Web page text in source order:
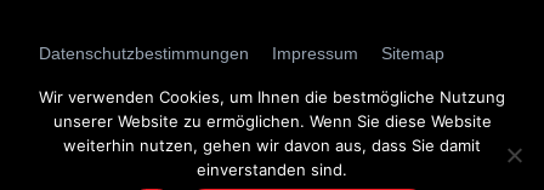
Datenschutzbestimmungen AGBs
Impressum
Sitemap
Login
Wir verwenden Cookies, um Ihnen die bestmögliche Nutzung
unserer Website zu ermöglichen. Wenn Sie diese Website
weiterhin nutzen, gehen wir davon aus, dass Sie damit
einverstanden sind.